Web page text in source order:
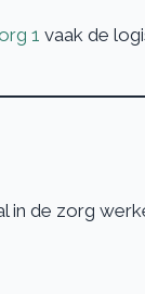
1 vaak de
in de zorg